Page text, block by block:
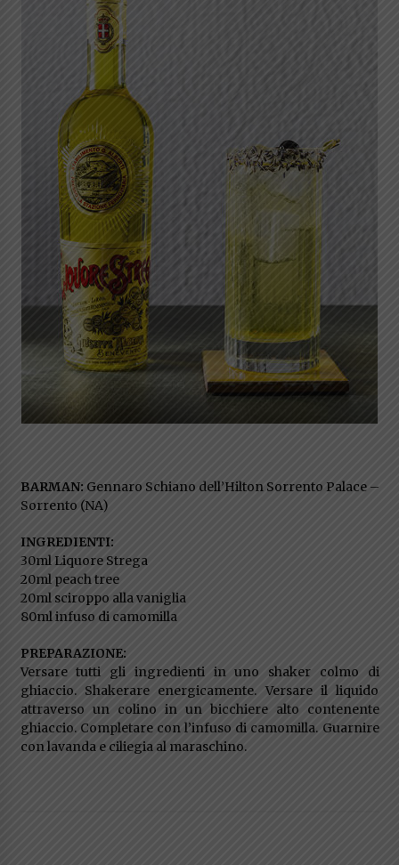
BARMAN: Gennaro Schiano dell’Hilton Sorrento Palace –
Sorrento (NA)
INGREDIENTI:
30ml Liquore Strega
20ml peach tree
20ml sciroppo alla vaniglia
80ml infuso di camomilla
PREPARAZIONE:
Versare tutti gli ingredienti in uno shaker colmo di
ghiaccio. Shakerare energicamente. Versare il liquido
attraverso un colino in un bicchiere alto contenente
ghiaccio. Completare con l’infuso di camomilla. Guarnire
con lavanda e ciliegia al maraschino.